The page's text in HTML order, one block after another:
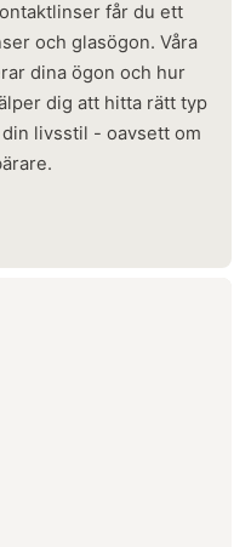
får du ett
och glasögon. Våra
dina ögon och hur
dig att hitta rätt typ
livsstil - oavsett om